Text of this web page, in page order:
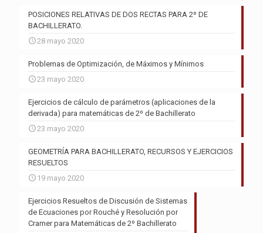
POSICIONES RELATIVAS DE DOS RECTAS PARA 2º DE
BACHILLERATO.
28 mayo 2020
Problemas de Optimización, de Máximos y Mínimos
23 mayo 2020
Ejercicios de cálculo de parámetros (aplicaciones de la
derivada) para matemáticas de 2º de Bachillerato
23 mayo 2020
GEOMETRÍA PARA BACHILLERATO, RECURSOS Y EJERCICIOS
RESUELTOS
19 mayo 2020
Ejercicios Resueltos de Discusión de Sistemas
de Ecuaciones por Rouché y Resolución por
Cramer para Matemáticas de 2º Bachillerato